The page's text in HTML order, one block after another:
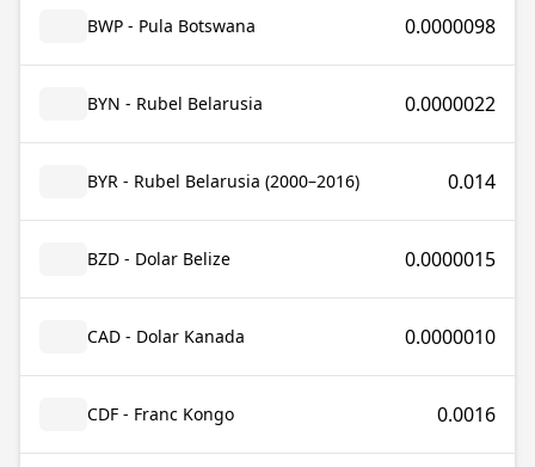
BWP - Pula Botswana 0.0000098
BYN - Rubel Belarusia 0.0000022
BYR - Rubel Belarusia (2000–2016) 0.014
BZD - Dolar Belize 0.0000015
CAD - Dolar Kanada 0.0000010
CDF - Franc Kongo 0.0016